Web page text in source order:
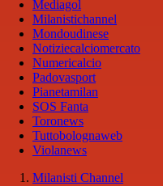
Mediagol
Milanistichannel
Mondoudinese
Notiziecalciomercato
Numericalcio
Padovasport
Pianetamilan
SOS Fanta
Toronews
Tuttobolognaweb
Violanews
Milanisti Channel